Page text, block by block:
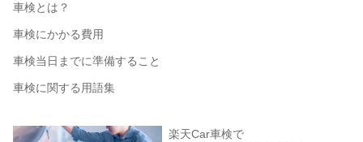
車検とは？
車検にかかる費用
車検当日までに準備すること
車検に関する用語集
楽天Car車検で